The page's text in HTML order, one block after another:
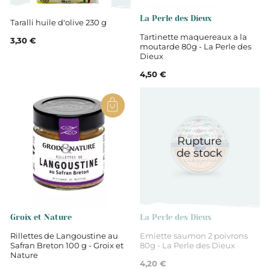
Taralli huile d'olive 230 g
3,30 €
La Perle des Dieux
Tartinette maquereaux a la
moutarde 80g - La Perle des
Dieux
4,50 €
Groix et Nature
Rillettes de Langoustine au
Safran Breton 100 g - Groix et
Nature
Rupture
de stock
La Perle des Dieux
Emiette saumon 2 poivrons
80g - La Perle des Dieux
4,20 €